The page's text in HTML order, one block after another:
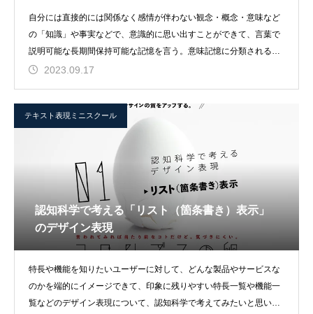
自分には直接的には関係なく感情が伴わない観念・概念・意味など
の「知識」や事実などで、意識的に思い出すことができて、言葉で
説明可能な長期間保持可能な記憶を言う。意味記憶に分類される記
憶は、「●●を知って
2023.09.17
テキスト表現ミニスクール
認知科学で考える「リスト（箇条書き）表示」
のデザイン表現
特長や機能を知りたいユーザーに対して、どんな製品やサービスな
のかを端的にイメージできて、印象に残りやすい特長一覧や機能一
覧などのデザイン表現について、認知科学で考えてみたいと思いま